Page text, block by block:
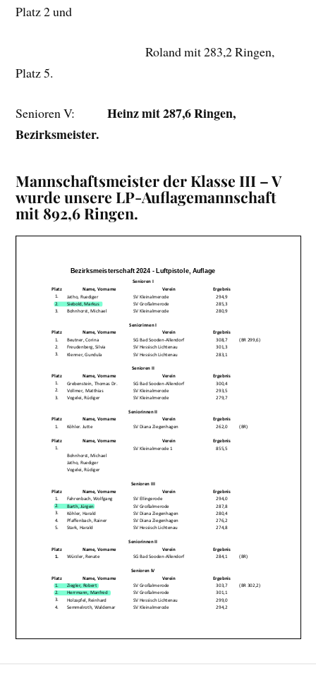
Platz 2 und
Roland mit 283,2 Ringen,
Platz 5.
Senioren V:Heinz mit 287,6 Ringen,
Bezirksmeister.
Mannschaftsmeister der Klasse III – V
wurde unsere LP-Auflagemannschaft
mit 892,6 Ringen.